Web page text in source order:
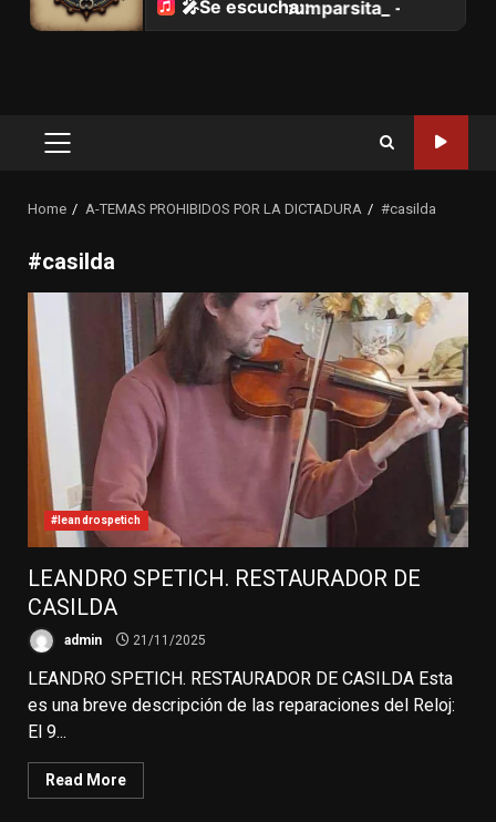
Primary
Home A-TEMAS PROHIBIDOS POR LA DICTADURA #casilda
#casilda
#leandrospetich
LEANDRO SPETICH. RESTAURADOR DE
CASILDA
admin 21/11/2025
LEANDRO SPETICH. RESTAURADOR DE CASILDA Esta
es una breve descripción de las reparaciones del Reloj:
El 9...
Read More